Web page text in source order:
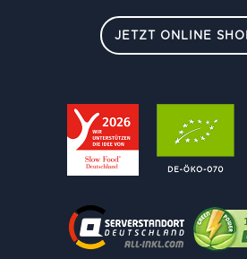
JETZT ONLINE